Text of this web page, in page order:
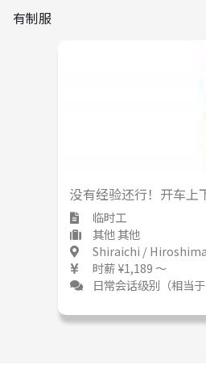
有制服
没有经验还行！开车上
临时工
其他 其他
Shiraichi / Hiroshima 白市 / 広島
时薪 ¥1,189 ～
日常会话级别（相当于